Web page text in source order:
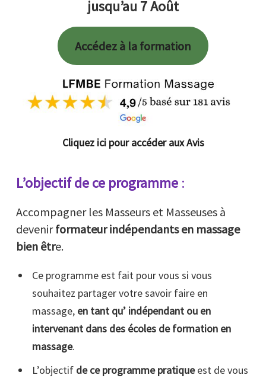
jusqu’au 7 Août
Accédez à la formation
Cliquez ici pour accéder aux Avis
L’objectif de ce programme :
Accompagner les Masseurs et Masseuses à
devenirformateur indépendants en massage
bien être.
Ce programme est fait pour vous si vous
souhaitez partager votre savoir faire en
massage, en tant qu’ indépendant ou en
intervenant dans des écoles de formation en
massage.
L’objectif de ce programme pratiqueest de vous